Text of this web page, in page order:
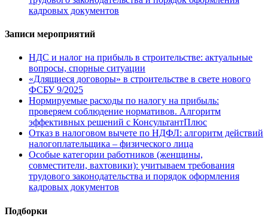
кадровых документов
Записи мероприятий
НДС и налог на прибыль в строительстве: актуальные
вопросы, спорные ситуации
«Длящиеся договоры» в строительстве в свете нового
ФСБУ 9/2025
Нормируемые расходы по налогу на прибыль:
проверяем соблюдение нормативов. Алгоритм
эффективных решений с КонсультантПлюс
Отказ в налоговом вычете по НДФЛ: алгоритм действий
налогоплательщика – физического лица
Особые категории работников (женщины,
совместители, вахтовики): учитываем требования
трудового законодательства и порядок оформления
кадровых документов
Подборки